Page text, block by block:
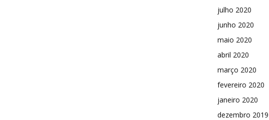
julho 2020
junho 2020
maio 2020
abril 2020
março 2020
fevereiro 2020
janeiro 2020
dezembro 2019